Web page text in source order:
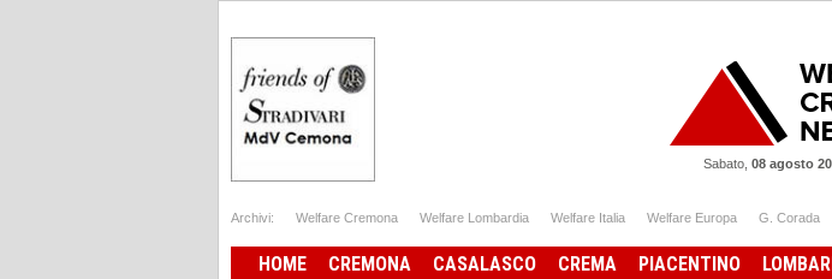
Sabato, 08 agosto
Archivi: Welfare Cremona Welfare Lombardia Welfare Italia Welfare Europa G. Corada
HOME CREMONA CASALASCO CREMA PIACENTINO